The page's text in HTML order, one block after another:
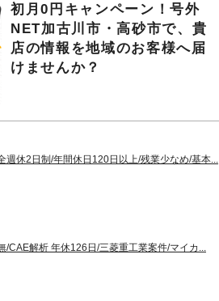
初月0円キャンペーン！号外
NET加古川市・高砂市で、貴
店の情報を地域のお客様へ届
けませんか？
休2日制/年間休日120日以上/残業少なめ/基本...
/CAE解析 年休126日/三菱重工業案件/マイカ...